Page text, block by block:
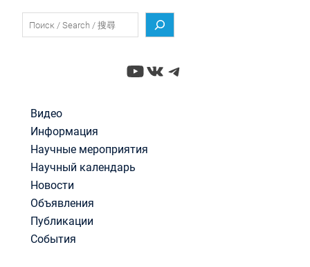
YouTube
ВКонтакте
Telegram
Видео
Информация
Научные мероприятия
Научный календарь
Новости
Объявления
Публикации
События